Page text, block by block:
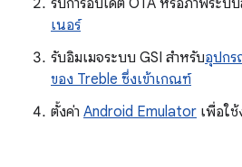
รับการอัปเดต OTA หรือภาพระบ
เนอร์
รับอิมเมจระบบ GSI สำหรับอุปกร
ของ Treble ซึ่งเข้าเกณฑ์
ตั้งค่า Android Emulator เพื่อใ